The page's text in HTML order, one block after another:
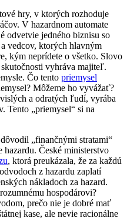
hry, v ktorých rozhoduje
V hazardnom automate
odvetvie jedného biznisu so
vedcov, ktorých hlavným
kým neprídete o všetko. Slovo
vyhráva majiteľ.
Čo tento priemysel
Môžeme ho vyvážať?
a odratých ľudí, vyrába
Tento „priemysel“ si na
dôvodil „finančnými stratami“
hazardu. České ministerstvo
, ktorá preukázala, že za každú
z hazardu zaplatí
nákladoch za hazard.
hospodárovi?
prečo nie je dobré mať
kase, ale nevie racionálne